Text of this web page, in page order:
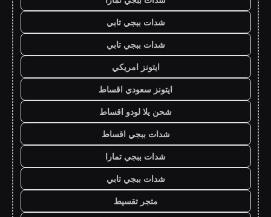
شدات ببجي تابي
شدات ببجي تابي
ايتونز امريكي
ايتونز سعودي اقساط
شحن يلا لودو اقساط
شدات ببجي اقساط
شدات ببجي تمارا
شدات ببجي تابي
متجر تقسيط